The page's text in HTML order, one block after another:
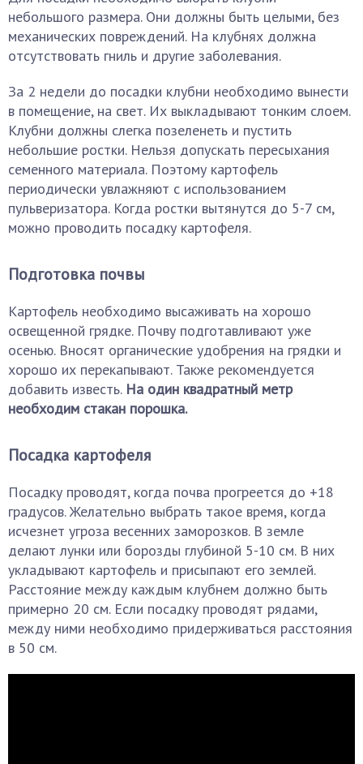
небольшого размера. Они должны быть целыми, без
механических повреждений. На клубнях должна
отсутствовать гниль и другие заболевания.
За 2 недели до посадки клубни необходимо вынести
в помещение, на свет. Их выкладывают тонким слоем.
Клубни должны слегка позеленеть и пустить
небольшие ростки. Нельзя допускать пересыхания
семенного материала. Поэтому картофель
периодически увлажняют с использованием
пульверизатора. Когда ростки вытянутся до 5-7 см,
можно проводить посадку картофеля.
Подготовка почвы
Картофель необходимо высаживать на хорошо
освещенной грядке. Почву подготавливают уже
осенью. Вносят органические удобрения на грядки и
хорошо их перекапывают. Также рекомендуется
добавить известь. На один квадратный метр
необходим стакан порошка.
Посадка картофеля
Посадку проводят, когда почва прогреется до +18
градусов. Желательно выбрать такое время, когда
исчезнет угроза весенних заморозков. В земле
делают лунки или борозды глубиной 5-10 см. В них
укладывают картофель и присыпают его землей.
Расстояние между каждым клубнем должно быть
примерно 20 см. Если посадку проводят рядами,
между ними необходимо придерживаться расстояния
в 50 см.